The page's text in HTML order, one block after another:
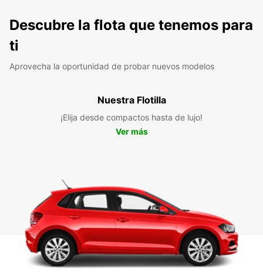
Descubre la flota que tenemos para
ti
Aprovecha la oportunidad de probar nuevos modelos
Nuestra Flotilla
¡Elija desde compactos hasta de lujo!
Ver más